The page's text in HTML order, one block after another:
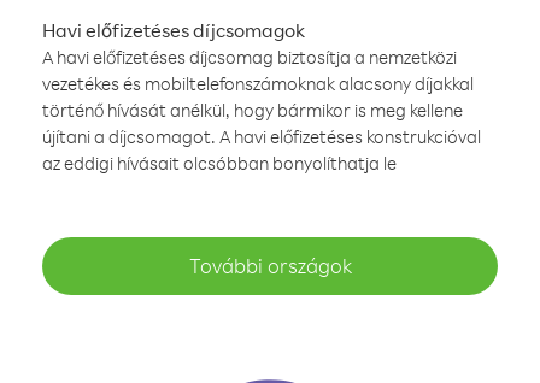
Havi előfizetéses díjcsomagok
A havi előfizetéses díjcsomag biztosítja a nemzetközi
vezetékes és mobiltelefonszámoknak alacsony díjakkal
történő hívását anélkül, hogy bármikor is meg kellene
újítani a díjcsomagot. A havi előfizetéses konstrukcióval
az eddigi hívásait olcsóbban bonyolíthatja le
További országok